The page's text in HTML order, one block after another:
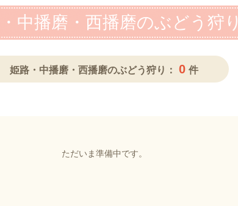
中播磨・西播磨のぶどう狩り
姫路・中播磨・西播磨のぶどう狩り： 0 件
ただいま準備中です。